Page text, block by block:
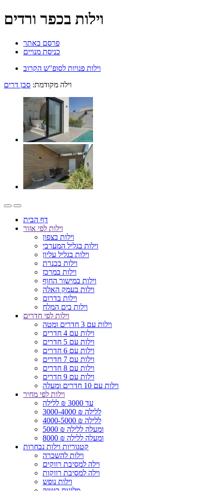
וילות בכפר ורדים
פרסם באתר
כניסת מנויים
וילות פנויות לסופ"ש הקרוב
וילה מקודמת: סבן דרים
דף הבית
וילות לפי אזור
וילות בצפון
וילות בגליל המערבי
וילות בגליל עליון
וילות בכנרת
וילות במרכז
וילות במישור החוף
וילות בעמק האלה
וילות בדרום
וילות בים המלח
וילות לפי חדרים
וילות עם 3 חדרים ומטה
וילות עם 4 חדרים
וילות עם 5 חדרים
וילות עם 6 חדרים
וילות עם 7 חדרים
וילות עם 8 חדרים
וילות עם 9 חדרים
וילות עם 10 חדרים ומעלה
וילות לפי מחיר
עד 3000 ₪ ללילה
3000-4000 ₪ ללילה
4000-5000 ₪ ללילה
5000 ₪ ומעלה ללילה
8000 ₪ ומעלה ללילה
קטגוריות וילות נבחרות
וילות להשכרה
וילה למסיבת רווקים
וילה למסיבת רווקות
וילות נופש